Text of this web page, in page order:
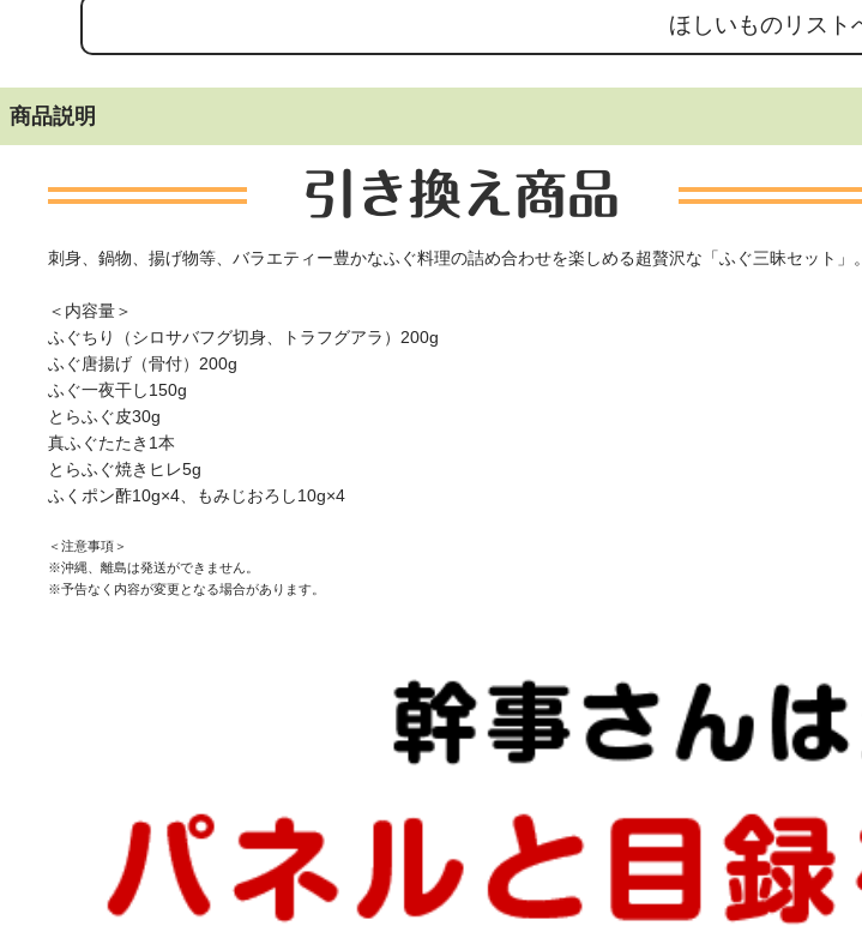
商品説明
刺身、鍋物、揚げ物等、バラエティー豊かなふぐ料理の詰め合わせを楽しめる超贅沢な「ふぐ三昧セット」。
＜内容量＞
ふぐちり（シロサバフグ切身、トラフグアラ）200g
ふぐ唐揚げ（骨付）200g
ふぐ一夜干し150g
とらふぐ皮30g
真ふぐたたき1本
とらふぐ焼きヒレ5g
ふくポン酢10g×4、もみじおろし10g×4
＜注意事項＞
※沖縄、離島は発送ができません。
※予告なく内容が変更となる場合があります。